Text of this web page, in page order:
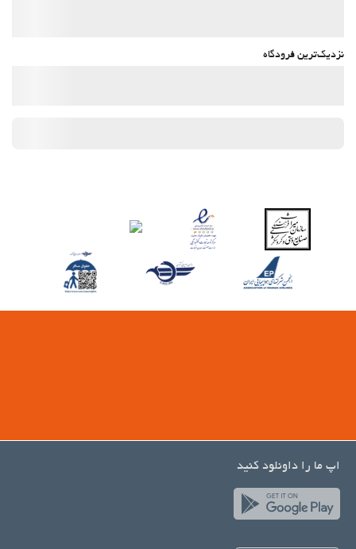
نزدیک‌ترین فرودگاه
اپ ما را داونلود کنید